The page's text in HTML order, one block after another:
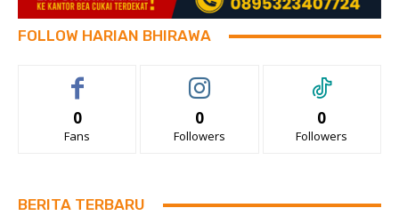
FOLLOW HARIAN BHIRAWA
0
Fans
0
Followers
0
Followers
BERITA TERBARU